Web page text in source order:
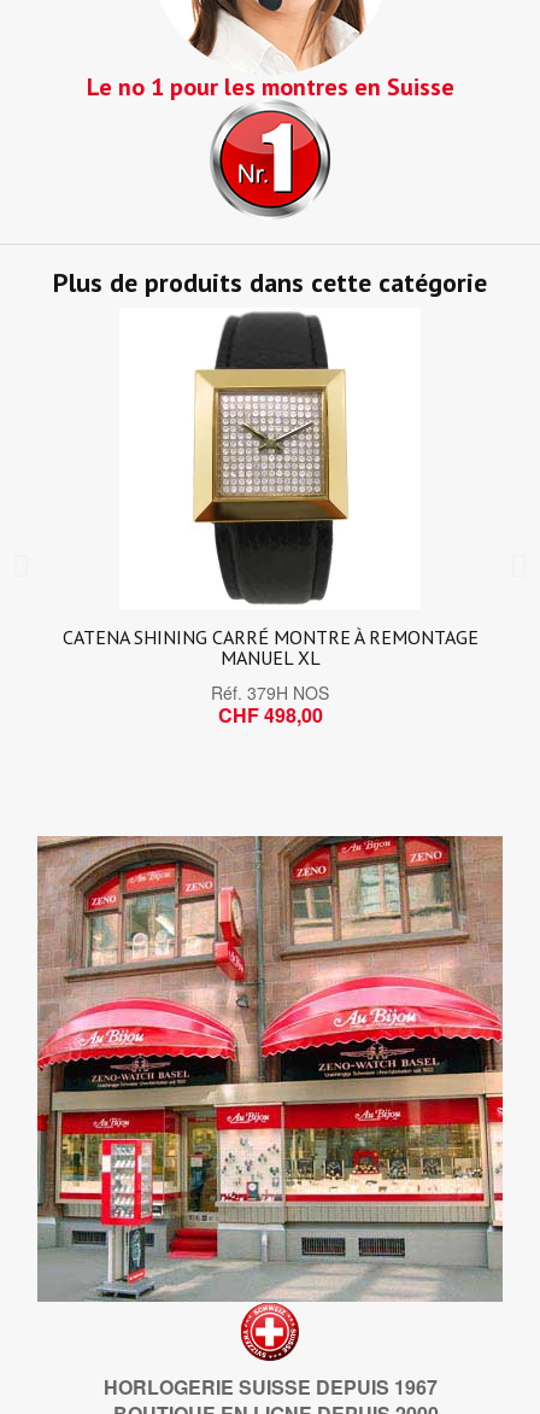
Le no 1 pour les montres en Suisse
Plus de produits dans cette catégorie
CATENA SHINING CARRÉ MONTRE À REMONTAGE
MANUEL XL
Réf. 379H NOS
CHF 498,00
HORLOGERIE SUISSE DEPUIS 1967